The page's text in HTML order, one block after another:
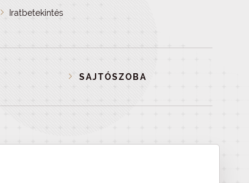
Iratbetekintés
SAJTÓSZOBA